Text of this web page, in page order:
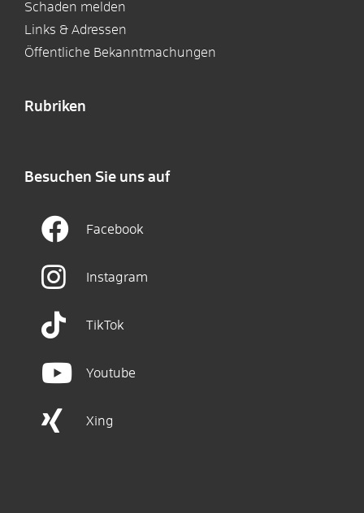
Schaden melden
Links & Adressen
Öffentliche Bekanntmachungen
Rubriken
Besuchen Sie uns auf
Facebook
Instagram
TikTok
Youtube
Xing